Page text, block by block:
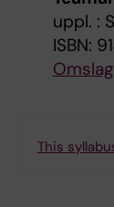
uppl. :
ISBN:
This